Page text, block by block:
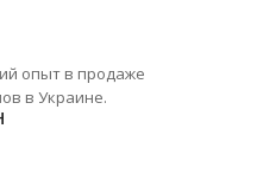
опыт в продаже
в Украине.